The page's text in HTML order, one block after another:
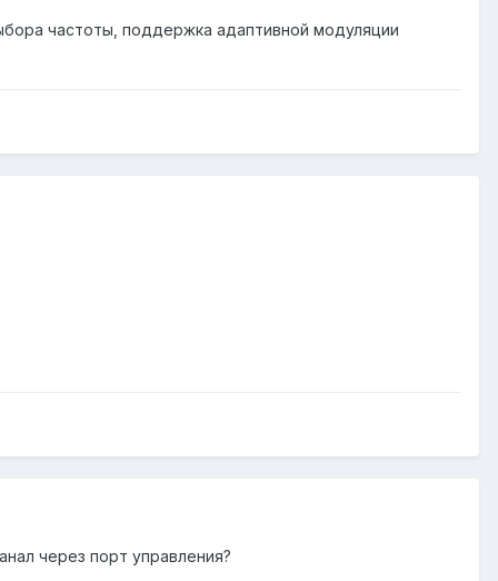
частоты, поддержка адаптивной модуляции
через порт управления?